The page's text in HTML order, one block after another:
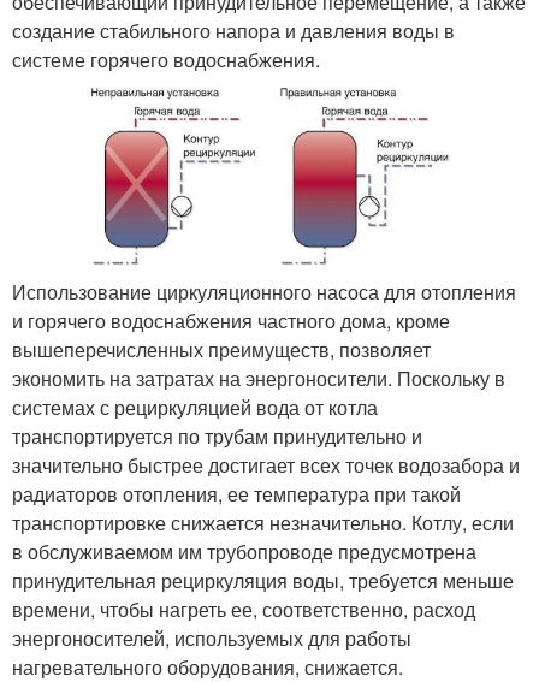
создание стабильного напора и давления воды в
системе горячего водоснабжения.
Использование циркуляционного насоса для отопления
и горячего водоснабжения частного дома, кроме
вышеперечисленных преимуществ, позволяет
экономить на затратах на энергоносители. Поскольку в
системах с рециркуляцией вода от котла
транспортируется по трубам принудительно и
значительно быстрее достигает всех точек водозабора и
радиаторов отопления, ее температура при такой
транспортировке снижается незначительно. Котлу, если
в обслуживаемом им трубопроводе предусмотрена
принудительная рециркуляция воды, требуется меньше
времени, чтобы нагреть ее, соответственно, расход
энергоносителей, используемых для работы
нагревательного оборудования, снижается.